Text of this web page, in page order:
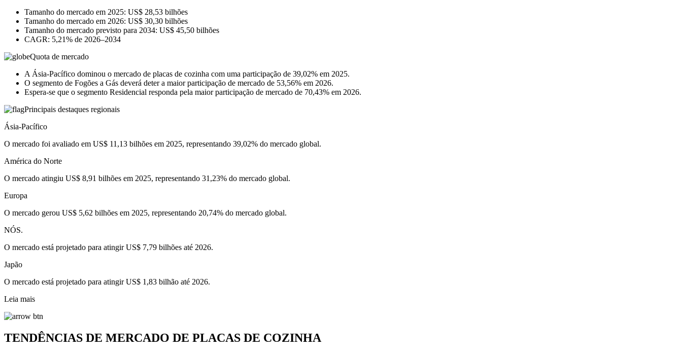
Tamanho do mercado em 2025: US$ 28,53 bilhões
Tamanho do mercado em 2026: US$ 30,30 bilhões
Tamanho do mercado previsto para 2034: US$ 45,50 bilhões
CAGR: 5,21% de 2026–2034
Quota de mercado
A Ásia-Pacífico dominou o mercado de placas de cozinha com uma participação de 39,02% em 2025.
O segmento de Fogões a Gás deverá deter a maior participação de mercado de 53,56% em 2026.
Espera-se que o segmento Residencial responda pela maior participação de mercado de 70,43% em 2026.
Principais destaques regionais
Ásia-Pacífico
O mercado foi avaliado em US$ 11,13 bilhões em 2025, representando 39,02% do mercado global.
América do Norte
O mercado atingiu US$ 8,91 bilhões em 2025, representando 31,23% do mercado global.
Europa
O mercado gerou US$ 5,62 bilhões em 2025, representando 20,74% do mercado global.
NÓS.
O mercado está projetado para atingir US$ 7,79 bilhões até 2026.
Japão
O mercado está projetado para atingir US$ 1,83 bilhão até 2026.
Leia mais
TENDÊNCIAS DE MERCADO DE PLACAS DE COZINHA